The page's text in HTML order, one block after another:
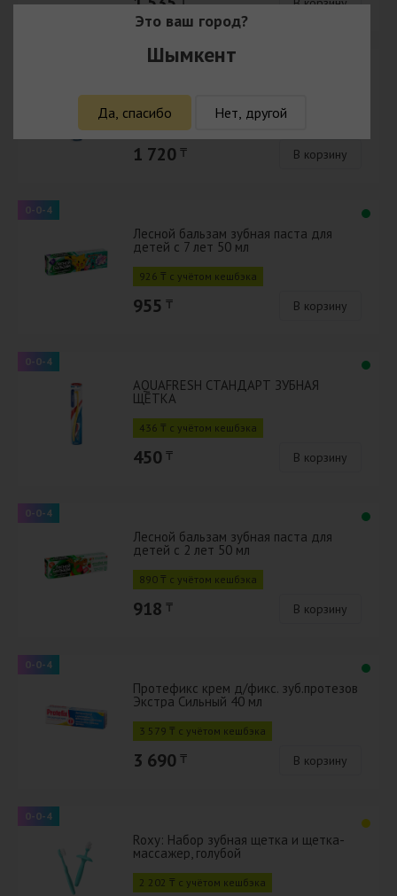
УАН Защита
1 668 ₸ с учётом кешбэка
1 720 ₸ В корзину
0-0-4
Лесной бальзам зубная паста для
детей с 7 лет 50 мл
926 ₸ с учётом кешбэка
955 ₸ В корзину
0-0-4
AQUAFRESH СТАНДАРТ ЗУБНАЯ
ЩЁТКА
436 ₸ с учётом кешбэка
450 ₸ В корзину
0-0-4
Лесной бальзам зубная паста для
детей с 2 лет 50 мл
890 ₸ с учётом кешбэка
918 ₸ В корзину
0-0-4
Протефикс крем д/фикс. зуб.протезов
Экстра Сильный 40 мл
3 579 ₸ с учётом кешбэка
3 690 ₸ В корзину
0-0-4
Roxy: Набор зубная щетка и щетка-
массажер, голубой
2 202 ₸ с учётом кешбэка
Это ваш город?
Шымкент
Да, спасибо Нет, другой